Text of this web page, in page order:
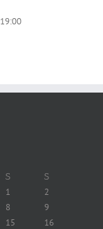
S S
1
2
8
9
15
16